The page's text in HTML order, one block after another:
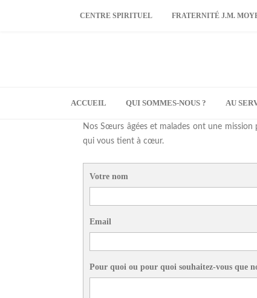
CENTRE SPIRITUEL FRATERNITÉ J.M.
ACCUEIL QUI SOMMES-NOUS ? AU
Nos Sœurs âgées et malades ont une
qui vous tient à cœur.
Votre nom
Email
Pour quoi ou pour quoi souhaitez-vous que